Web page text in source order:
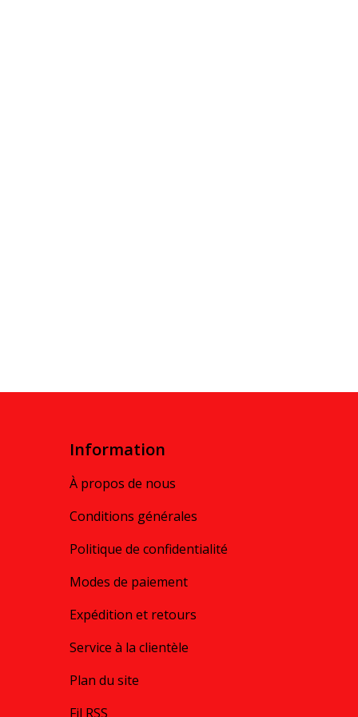
Information
À propos de nous
Conditions générales
Politique de confidentialité
Modes de paiement
Expédition et retours
Service à la clientèle
Plan du site
Fil RSS